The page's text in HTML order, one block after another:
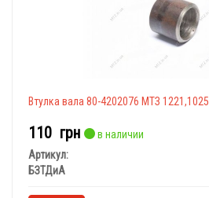
Втулка вала 80-4202076 МТЗ
110 грн
в наличии
Артикул:
БЗТДиА